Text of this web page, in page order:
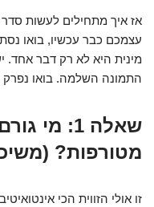
אז איך מתחילים לעשות
עצמכם כבר עכשיו, בואו
מינית היא לא רק דבר אחד.
התמונה השלמה. בואו
שאלה 1:
מטורפות?
זו אולי הזווית הכי